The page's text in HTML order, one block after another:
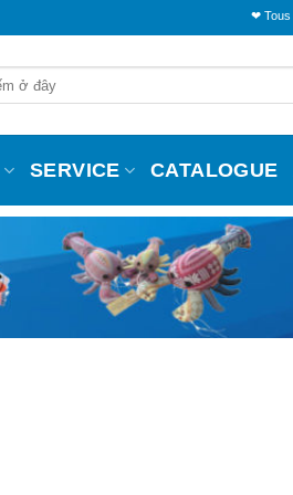
❤ Tous les
SERVICE CATALOGUE